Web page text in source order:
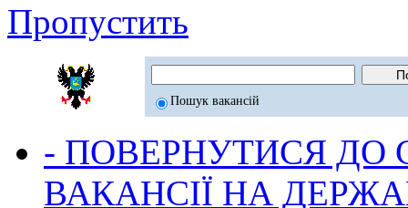
Пропустить
Пошук вакансій
- ПОВЕРНУТИСЯ ДО
ВАКАНСІЇ НА